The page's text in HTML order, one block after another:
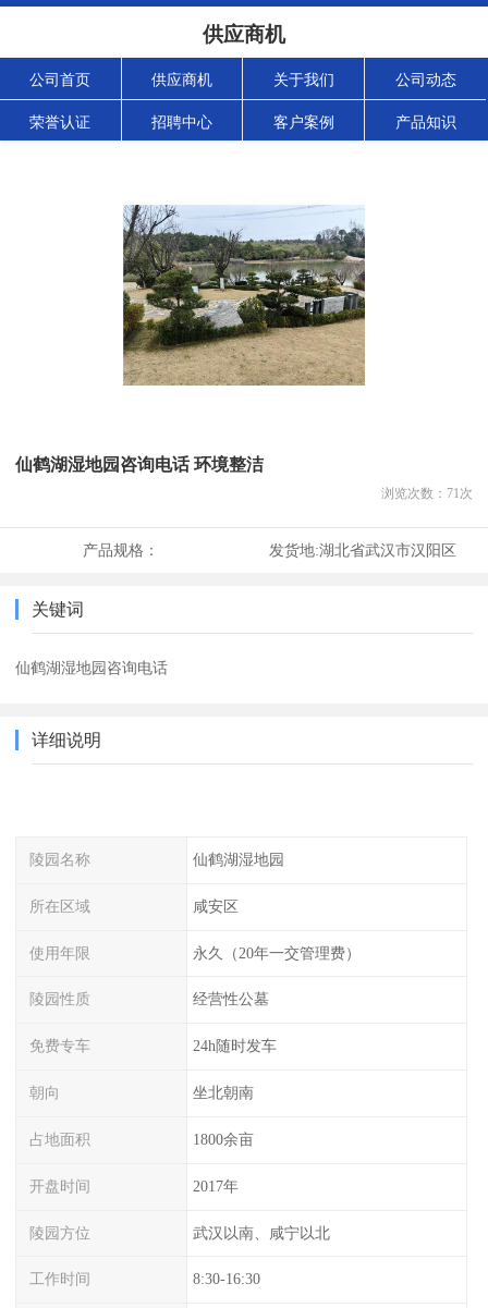
供应商机
公司首页 供应商机 关于我们 公司动态
荣誉认证 招聘中心 客户案例 产品知识
仙鹤湖湿地园咨询电话 环境整洁
浏览次数： 71次
产品规格： 发货地:湖北省武汉市汉阳区
关键词
仙鹤湖湿地园咨询电话
详细说明
陵园名称 仙鹤湖湿地园
所在区域 咸安区
使用年限 永久（20年一交管理费）
陵园性质 经营性公墓
免费专车 24h随时发车
朝向 坐北朝南
占地面积 1800余亩
开盘时间 2017年
陵园方位 武汉以南、咸宁以北
工作时间 8:30-16:30